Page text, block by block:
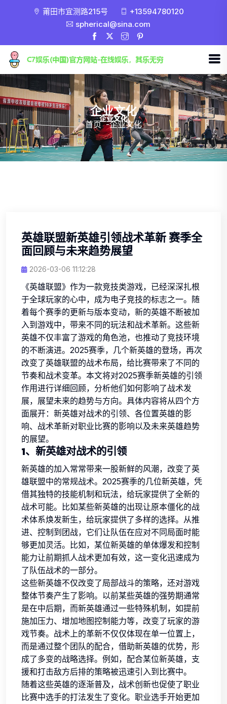
莆田市宜测路215号
+13594780120
spherical@sina.com
企业文化
首页 -企业文化
英雄联盟新英雄引领战术革新 赛季全
面回顾与未来趋势展望
2026-03-06 11:12:28
《英雄联盟》作为一款竞技类游戏，已经深深扎根
于全球玩家的心中，成为电子竞技的标志之一。随
着每个赛季的更新与版本变动，新的英雄不断被加
入到游戏中，带来不同的玩法和战术革新。这些新
英雄不仅丰富了游戏的角色池，也推动了竞技环境
的不断演进。2025赛季，几个新英雄的登场，再次
改变了英雄联盟的战术布局，给比赛带来了不同的
节奏和战术变革。本文将对2025赛季新英雄的引领
作用进行详细回顾，分析他们如何影响了战术发
展，展望未来的趋势与方向。具体内容将从四个方
面展开：新英雄对战术的引领、各位置英雄的影
响、战术革新对职业比赛的影响以及未来英雄趋势
的展望。
1、新英雄对战术的引领
新英雄的加入常常带来一股新鲜的风潮，改变了英
雄联盟中的常规战术。2025赛季的几位新英雄，凭
借其独特的技能机制和玩法，给玩家提供了全新的
战术可能。比如某些新英雄的出现让原本僵化的战
术体系焕发新生，给玩家提供了多样的选择。从推
进、控制到团战，它们让队伍在应对不同局面时能
够更加灵活。比如，某位新英雄的单体爆发和控制
能力让前期抓人战术更加有效，这一变化迅速成为
了队伍战术的一部分。
这些新英雄不仅改变了局部战斗的策略，还对游戏
整体节奏产生了影响。以前某些英雄的强势期通常
是在中后期，而新英雄通过一些特殊机制，如提前
施加压力、增加地图控制能力等，改变了玩家的游
戏节奏。战术上的革新不仅仅体现在单一位置上，
而是通过整个团队的配合，借助新英雄的优势，形
成了多变的战略选择。例如，配合某位新英雄，支
援和打击敌方后排的策略被迅速引入到比赛中。
随着这些英雄的逐渐普及，战术创新也促使了职业
比赛中选手的打法发生了变化。职业选手开始更加